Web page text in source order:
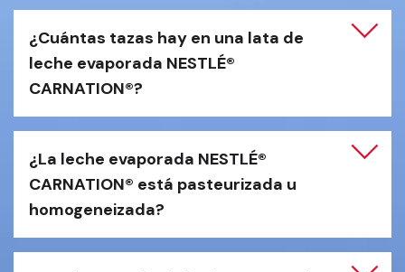
¿Cuántas tazas hay en una lata de
leche evaporada NESTLÉ®
CARNATION®?
¿La leche evaporada NESTLÉ®
CARNATION® está pasteurizada u
homogeneizada?